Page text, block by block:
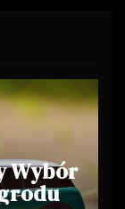
Wybór